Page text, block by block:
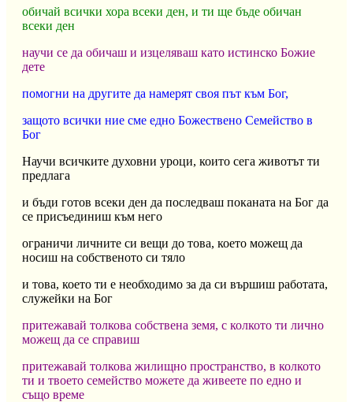
обичай всички хора всеки ден, и ти ще бъде обичан
всеки ден
научи се да обичаш и изцеляваш като истинско Божие
дете
помогни на другите да намерят своя път към Бог,
защото всички ние сме едно Божествено Семейство в
Бог
Научи всичките духовни уроци, които сега животът ти
предлага
и бъди готов всеки ден да последваш поканата на Бог да
се присъединиш към него
ограничи личните си вещи до това, което можещ да
носиш на собственото си тяло
и това, което ти е необходимо за да си вършиш работата,
служейки на Бог
притежавай толкова собствена земя, с колкото ти лично
можещ да се справиш
притежавай толкова жилищно пространство, в колкото
ти и твоето семейство можете да живеете по едно и
също време